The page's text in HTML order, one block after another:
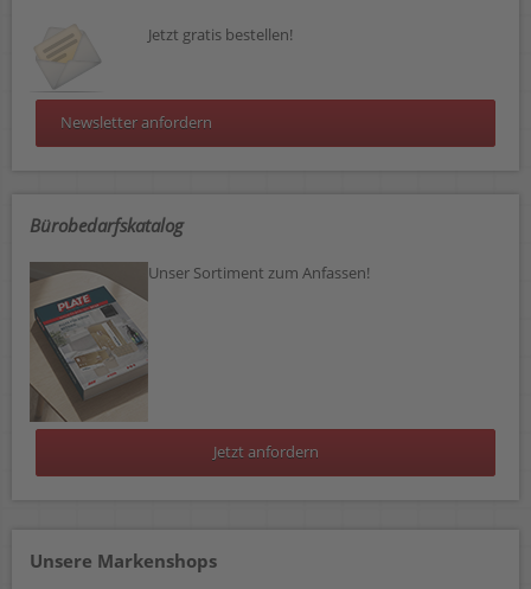
Jetzt gratis bestellen!
Newsletter anfordern
Bürobedarfskatalog
Unser Sortiment zum Anfassen!
Jetzt anfordern
Unsere Markenshops